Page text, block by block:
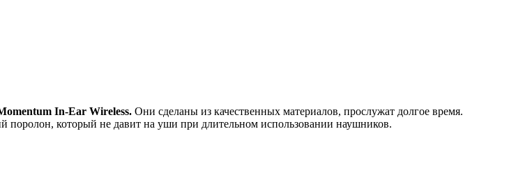
In-Ear Wireless. Они сделаны из качественных материалов, прослужат долгое время.
поролон, который не давит на уши при длительном использовании наушников.